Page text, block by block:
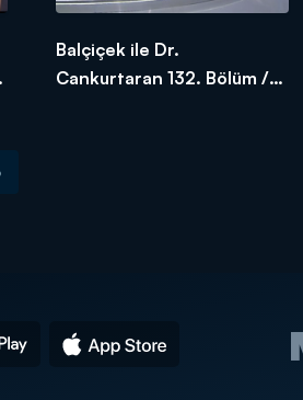
Balçiçek ile Dr.
Cankurtaran 132. Bölüm /